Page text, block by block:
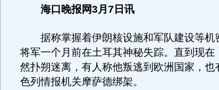
海口晚报网3月7日讯
据称掌握着伊朗核设施和军队建设等机
将军一个月前在土耳其神秘失踪。直到现在
然扑朔迷离，有人称他叛逃到欧洲国家，也
色列情报机关摩萨德绑架。